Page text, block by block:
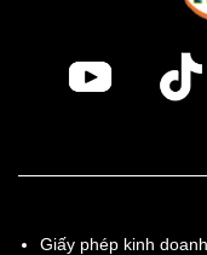
Giấy phép kinh